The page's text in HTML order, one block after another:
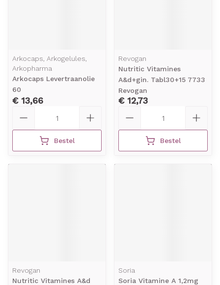
Arkocaps, Arkogelules,
Arkopharma
Arkocaps Levertraanolie
60
€ 13,66
Bestel
Revogan
Nutritic Vitamines
A&d+gin. Tabl30+15 7733
Revogan
€ 12,73
Bestel
Revogan
Nutritic Vitamines A&d
Soria
Soria Vitamine A 1,2mg